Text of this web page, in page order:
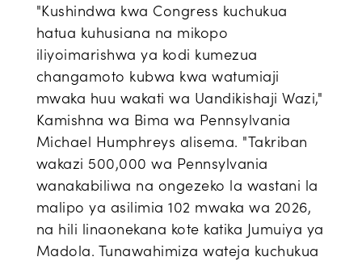
"Kushindwa kwa Congress kuchukua
hatua kuhusiana na mikopo
iliyoimarishwa ya kodi kumezua
changamoto kubwa kwa watumiaji
mwaka huu wakati wa Uandikishaji Wazi,"
Kamishna wa Bima wa Pennsylvania
Michael Humphreys alisema. "Takriban
wakazi 500,000 wa Pennsylvania
wanakabiliwa na ongezeko la wastani la
malipo ya asilimia 102 mwaka wa 2026,
na hili linaonekana kote katika Jumuiya ya
Madola. Tunawahimiza wateja kuchukua